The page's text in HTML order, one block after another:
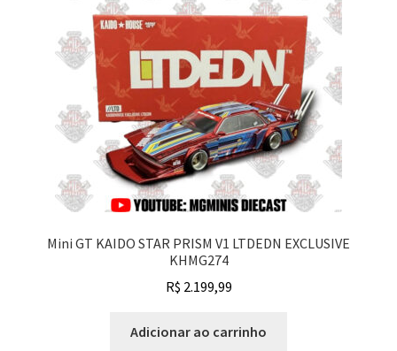
Mini GT KAIDO STAR PRISM V1 LTDEDN EXCLUSIVE
KHMG274
R$ 2.199,99
Adicionar ao carrinho